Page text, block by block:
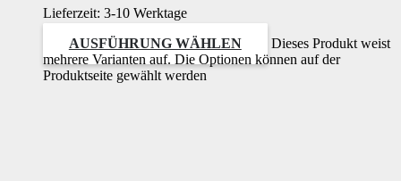
Lieferzeit: 3-10 Werktage
AUSFÜHRUNG WÄHLEN
Dieses Produkt weist
mehrere Varianten auf. Die Optionen können auf der
Produktseite gewählt werden